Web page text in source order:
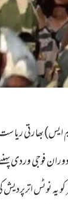
ایم ایس)
فوجی وردی
کو یہ نوٹس